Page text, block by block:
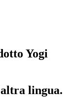
Yogi
lingua.